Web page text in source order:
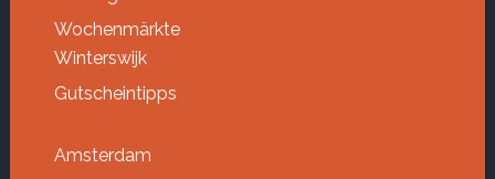
Wochenmärkte
Winterswijk
Gutscheintipps
Amsterdam